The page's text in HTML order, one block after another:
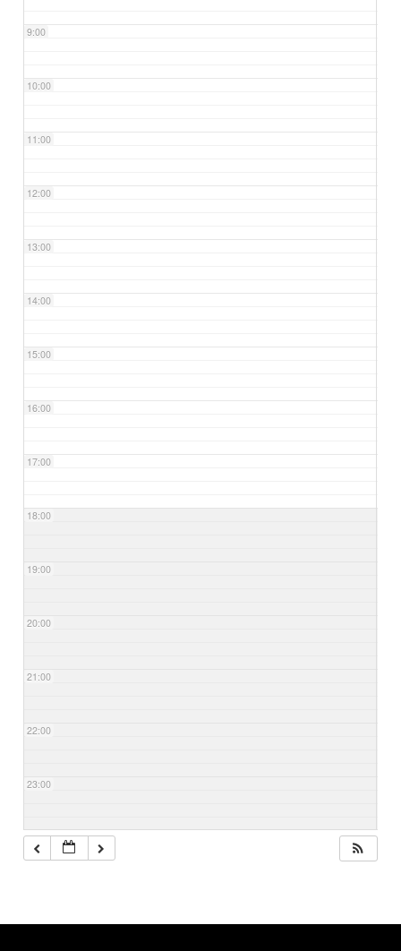
9:00
10:00
11:00
12:00
13:00
14:00
15:00
16:00
17:00
18:00
19:00
20:00
21:00
22:00
23:00